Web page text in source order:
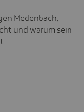
Medenbach,
und warum sein